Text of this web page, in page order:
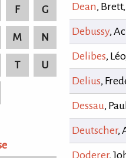
F G
M N
T U
Dean, Brett
Debussy,
Delibes, Léo
Delius,
Dessau, Paul
Deutscher,
Doderer,